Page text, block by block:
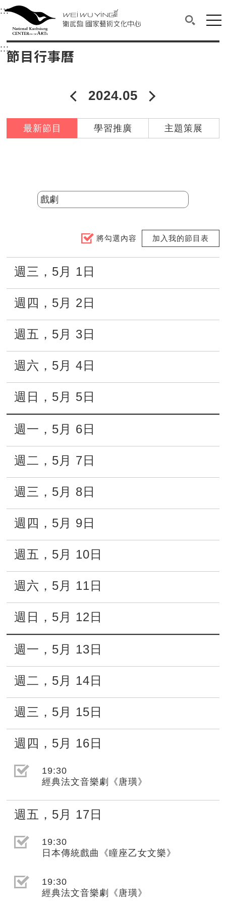
衛武營國家藝術文化中心
中央內容區塊，為本頁主要內容區。
:::選單連結區塊，此區塊列有本網站主要連結。
衛武營國家藝術文化中心
搜尋(開
網
:::中央內容區塊，為本頁主要內容區。
節目行事曆
2024年04月
2024.05
最新節目 學習推廣 主題策展
分類
將勾選內容 加入我的節目表
週三 ， 5月 1日
週四 ， 5月 2日
週五 ， 5月 3日
週六 ， 5月 4日
週日 ， 5月 5日
週一 ， 5月 6日
週二 ， 5月 7日
週三 ， 5月 8日
週四 ， 5月 9日
週五 ， 5月 10日
週六 ， 5月 11日
週日 ， 5月 12日
週一 ， 5月 13日
週二 ， 5月 14日
週三 ， 5月 15日
週四 ， 5月 16日
選取節目(未勾選)
19:30
經典法文音樂劇《唐璜》
週五 ， 5月 17日
選取節目(未勾選)
19:30
日本傳統戲曲《瞳座乙女文樂》
選取節目(未勾選)
19:30
經典法文音樂劇《唐璜》